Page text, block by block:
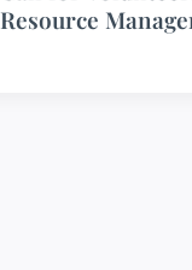
Resource